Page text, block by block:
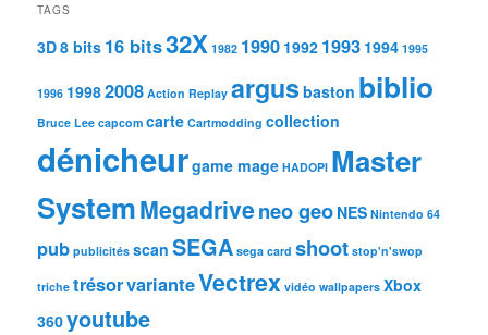
TAGS
3D8 bits 16 bits32X 1982 1990 1992 1993 1994 1995
1996 19982008 Action Replay argus baston biblio
Bruce Lee capcom carte Cartmodding collection
dénicheurgame mage HADOPI Master
SystemMegadriveneo geo NES Nintendo 64
pub publicités scan SEGA sega card shoot stop'n'swop
triche trésorvarianteVectrex vidéo wallpapers Xbox
360youtube